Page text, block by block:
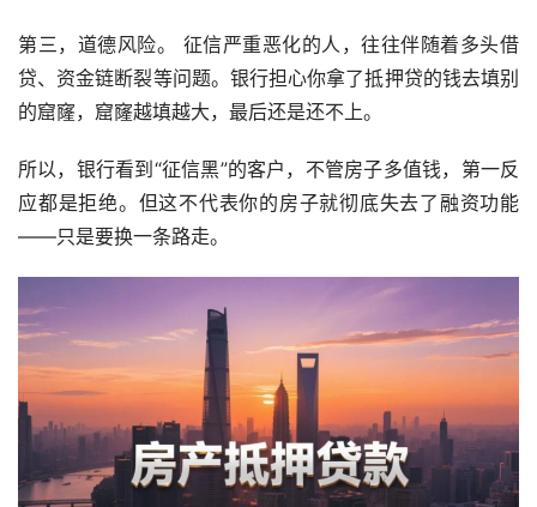
第三，道德风险。 征信严重恶化的人，往往伴随着多头借
贷、资金链断裂等问题。银行担心你拿了抵押贷的钱去填别
的窟窿，窟窿越填越大，最后还是还不上。
所以，银行看到“征信黑”的客户，不管房子多值钱，第一反
应都是拒绝。但这不代表你的房子就彻底失去了融资功能
——只是要换一条路走。